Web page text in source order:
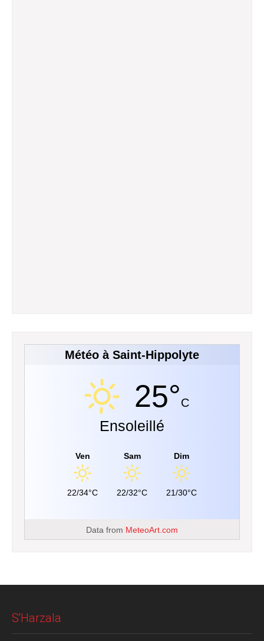
Météo à Saint-Hippolyte
25°C
Ensoleillé
Ven
22/34°C
Sam
22/32°C
Dim
21/30°C
Data from MeteoArt.com
S'Harzala